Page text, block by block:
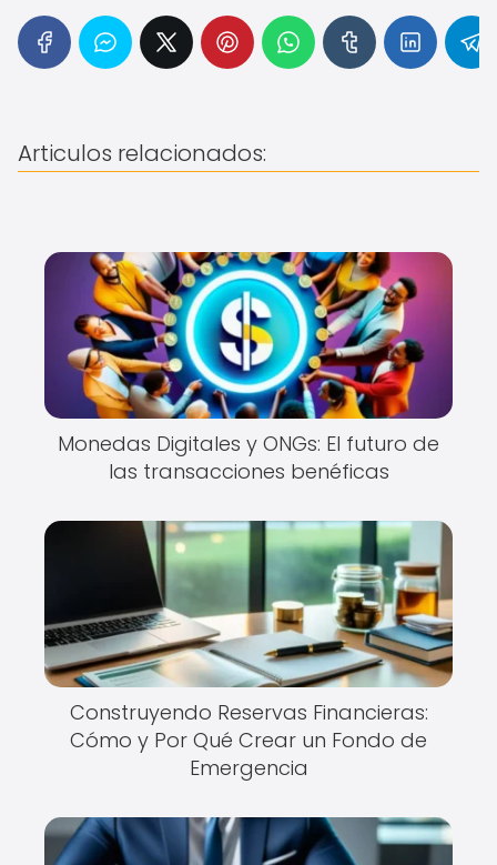
Articulos relacionados:
Monedas Digitales y ONGs: El futuro de
las transacciones benéficas
Construyendo Reservas Financieras:
Cómo y Por Qué Crear un Fondo de
Emergencia